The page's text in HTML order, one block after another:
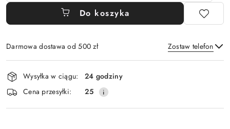
Do koszyka
Darmowa dostawa od 500 zł Zostaw telefon
Wyślij
Dostępność
i
dostawa
Wysyłka w ciągu:
24 godziny
Cena przesyłki:
25